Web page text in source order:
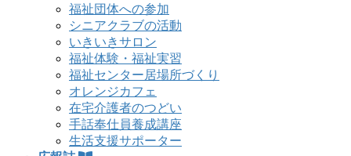
福祉団体への参加
シニアクラブの活動
いきいきサロン
福祉体験・福祉実習
福祉センター居場所づくり
オレンジカフェ
在宅介護者のつどい
手話奉仕員養成講座
生活支援サポーター